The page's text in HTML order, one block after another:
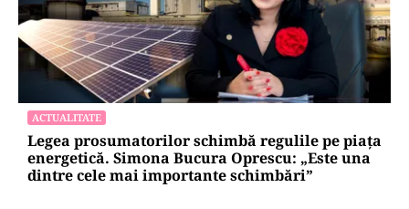
ACTUALITATE
Legea prosumatorilor schimbă regulile pe piața
energetică. Simona Bucura Oprescu: „Este una
dintre cele mai importante schimbări”